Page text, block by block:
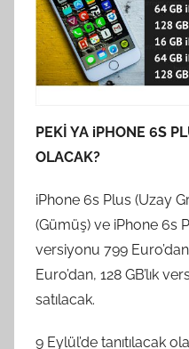
PEKİ YA iPHONE 6S
OLACAK?
iPhone 6s Plus (Uzay
(Gümüş) ve iPhone 6s
versiyonu 799
Euro’dan, 128 GB’lık
satılacak.
9 Eylül’de tanıtılacak